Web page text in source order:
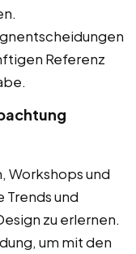
Referenz
Workshops und
Trends und
zu erlernen.
um mit den